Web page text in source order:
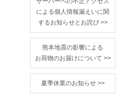
による個人情報漏えいに関
するお知らせとお詫び >>
熊本地震の影響による
お荷物のお届けについて >>
夏季休業のお知らせ >>